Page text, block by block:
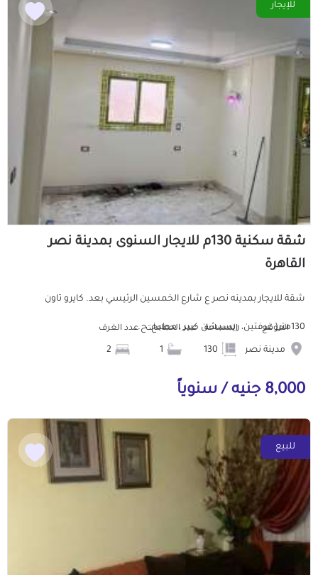
للإيجار
شقة سكنية 130م للايجار السنوى بمدينة نصر
القاهرة
شقة للايجار بمدينه نصر ع شارع الخمسين الرئيسي بعد. كايرو تاون
130متر( غرفتين، ريسبشن كبير ، مطبخ، ح... الموقع
مدينة نصر
المساحة عدد الحمامات عدد الغرف
8,000 جنيه / سنوياً
للبيع